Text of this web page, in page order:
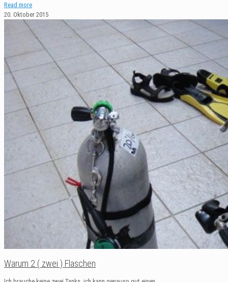
Read more
20. Oktober 2015
Warum 2 ( zwei ) Flaschen